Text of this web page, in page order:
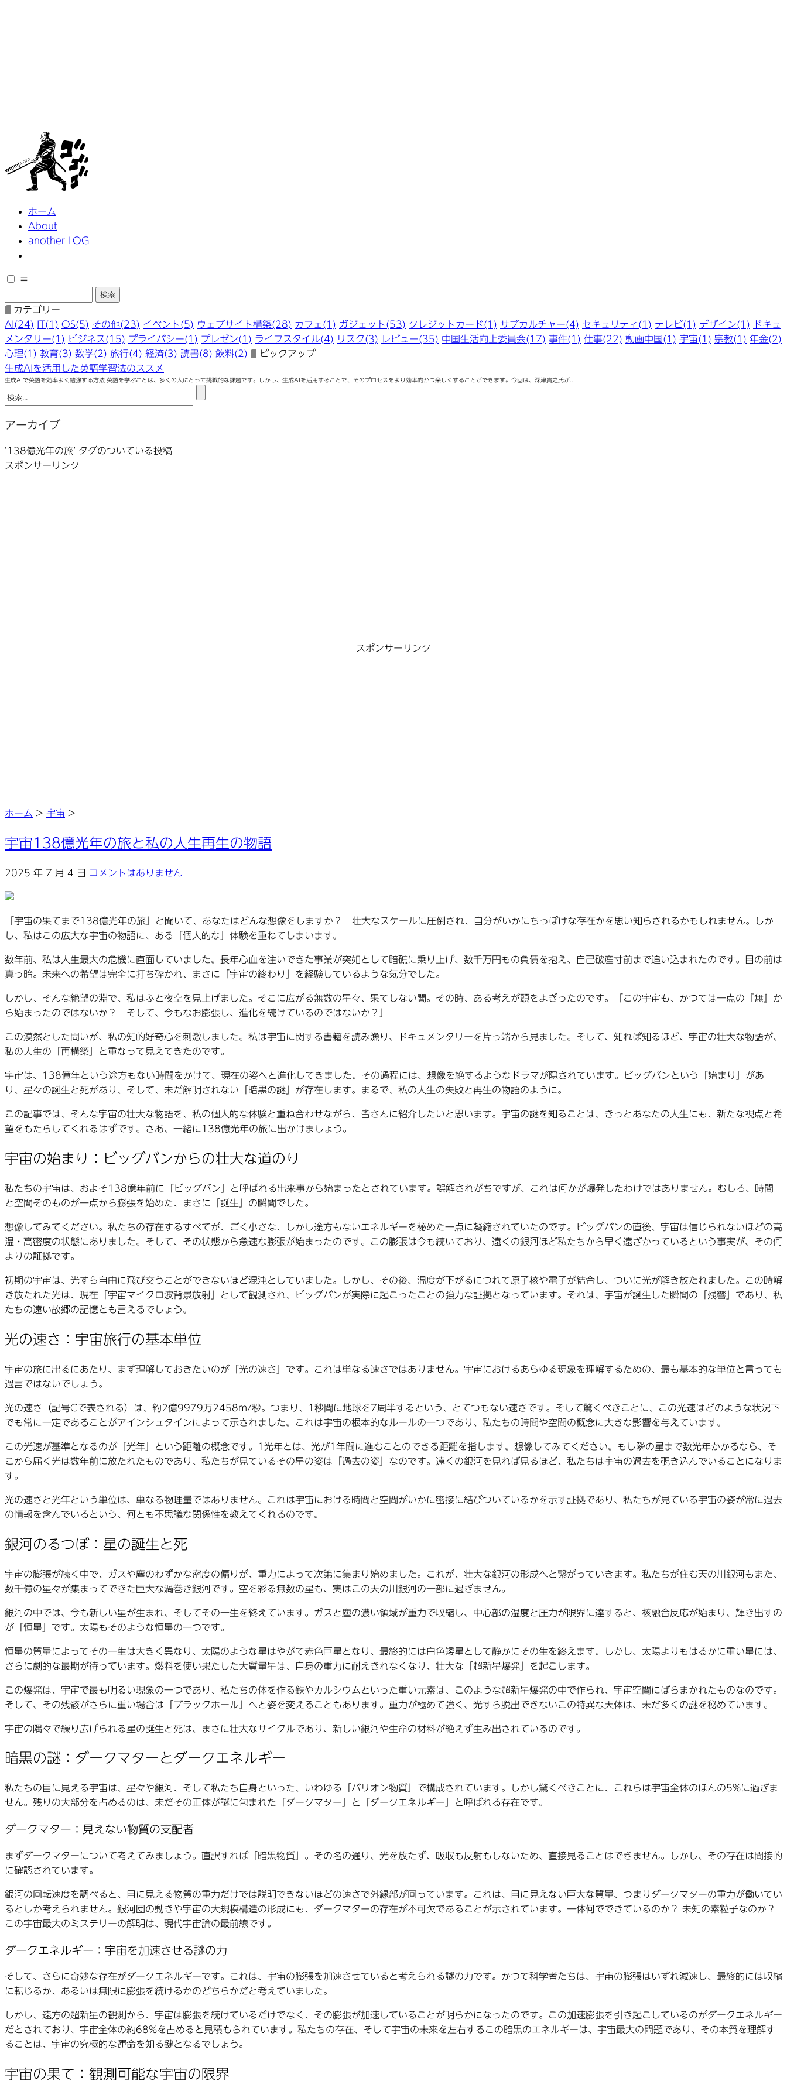
ホーム
About
another LOG
≡
カテゴリー
AI(24)
IT(1) OS(5) その他(23) イベント(5) ウェブサイト構築(28) カフェ(1) ガジェット(53) クレジットカード(1) サブカルチャー(4) セキュリティ(1) テレビ(1) デザイン(1)
ドキュ
メンタリー(1) ビジネス(15) プライバシー(1) プレゼン(1) ライフスタイル(4) リスク(3) レビュー(35) 中国生活向上委員会(17) 事件(1) 仕事(22) 動画中国(1) 宇宙(1) 宗教(1) 年金(2)
心理(1) 教育(3) 数学(2) 旅行(4) 経済(3) 読書(8) 飲料(2)
ピックアップ
生成AIを活用した英語学習法のススメ
生成AIで英語を効率よく勉強する方法 英語を学ぶことは、多くの人にとって挑戦的な課題です。しかし、生成AIを活用することで、そのプロセスをより効率的かつ楽しくすることができます。今回は、深津貴之氏が..
アーカイブ
‘138億光年の旅’ タグのついている投稿
スポンサーリンク
スポンサーリンク
ホーム > 宇宙 >
宇宙138億光年の旅と私の人生再生の物語
2025 年 7 月 4 日 コメントはありません
「宇宙の果てまで138億光年の旅」と聞いて、あなたはどんな想像をしますか？ 壮大なスケールに圧倒され、自分がいかにちっぽけな存在かを思い知らされるかもしれません。しか
し、私はこの広大な宇宙の物語に、ある「個人的な」体験を重ねてしまいます。
数年前、私は人生最大の危機に直面していました。長年心血を注いできた事業が突如として暗礁に乗り上げ、数千万円もの負債を抱え、自己破産寸前まで追い込まれたのです。目の前は
真っ暗。未来への希望は完全に打ち砕かれ、まさに「宇宙の終わり」を経験しているような気分でした。
しかし、そんな絶望の淵で、私はふと夜空を見上げました。そこに広がる無数の星々、果てしない闇。その時、ある考えが頭をよぎったのです。「この宇宙も、かつては一点の『無』か
ら始まったのではないか？ そして、今もなお膨張し、進化を続けているのではないか？」
この漠然とした問いが、私の知的好奇心を刺激しました。私は宇宙に関する書籍を読み漁り、ドキュメンタリーを片っ端から見ました。そして、知れば知るほど、宇宙の壮大な物語が、
私の人生の「再構築」と重なって見えてきたのです。
宇宙は、138億年という途方もない時間をかけて、現在の姿へと進化してきました。その過程には、想像を絶するようなドラマが隠されています。ビッグバンという「始まり」があ
り、星々の誕生と死があり、そして、未だ解明されない「暗黒の謎」が存在します。まるで、私の人生の失敗と再生の物語のように。
この記事では、そんな宇宙の壮大な物語を、私の個人的な体験と重ね合わせながら、皆さんに紹介したいと思います。宇宙の謎を知ることは、きっとあなたの人生にも、新たな視点と希
望をもたらしてくれるはずです。さあ、一緒に138億光年の旅に出かけましょう。
宇宙の始まり：ビッグバンからの壮大な道のり
私たちの宇宙は、およそ138億年前に「ビッグバン」と呼ばれる出来事から始まったとされています。誤解されがちですが、これは何かが爆発したわけではありません。むしろ、時間
と空間そのものが一点から膨張を始めた、まさに「誕生」の瞬間でした。
想像してみてください。私たちの存在するすべてが、ごく小さな、しかし途方もないエネルギーを秘めた一点に凝縮されていたのです。ビッグバンの直後、宇宙は信じられないほどの高
温・高密度の状態にありました。そして、その状態から急速な膨張が始まったのです。この膨張は今も続いており、遠くの銀河ほど私たちから早く遠ざかっているという事実が、その何
よりの証拠です。
初期の宇宙は、光すら自由に飛び交うことができないほど混沌としていました。しかし、その後、温度が下がるにつれて原子核や電子が結合し、ついに光が解き放たれました。この時解
き放たれた光は、現在「宇宙マイクロ波背景放射」として観測され、ビッグバンが実際に起こったことの強力な証拠となっています。それは、宇宙が誕生した瞬間の「残響」であり、私
たちの遠い故郷の記憶とも言えるでしょう。
光の速さ：宇宙旅行の基本単位
宇宙の旅に出るにあたり、まず理解しておきたいのが「光の速さ」です。これは単なる速さではありません。宇宙におけるあらゆる現象を理解するための、最も基本的な単位と言っても
過言ではないでしょう。
光の速さ（記号Cで表される）は、約2億9979万2458m/秒。つまり、1秒間に地球を7周半するという、とてつもない速さです。そして驚くべきことに、この光速はどのような状況下
でも常に一定であることがアインシュタインによって示されました。これは宇宙の根本的なルールの一つであり、私たちの時間や空間の概念に大きな影響を与えています。
この光速が基準となるのが「光年」という距離の概念です。1光年とは、光が1年間に進むことのできる距離を指します。想像してみてください。もし隣の星まで数光年かかるなら、そ
こから届く光は数年前に放たれたものであり、私たちが見ているその星の姿は「過去の姿」なのです。遠くの銀河を見れば見るほど、私たちは宇宙の過去を覗き込んでいることになりま
す。
光の速さと光年という単位は、単なる物理量ではありません。これは宇宙における時間と空間がいかに密接に結びついているかを示す証拠であり、私たちが見ている宇宙の姿が常に過去
の情報を含んでいるという、何とも不思議な関係性を教えてくれるのです。
銀河のるつぼ：星の誕生と死
宇宙の膨張が続く中で、ガスや塵のわずかな密度の偏りが、重力によって次第に集まり始めました。これが、壮大な銀河の形成へと繋がっていきます。私たちが住む天の川銀河もまた、
数千億の星々が集まってできた巨大な渦巻き銀河です。空を彩る無数の星も、実はこの天の川銀河の一部に過ぎません。
銀河の中では、今も新しい星が生まれ、そしてその一生を終えています。ガスと塵の濃い領域が重力で収縮し、中心部の温度と圧力が限界に達すると、核融合反応が始まり、輝き出すの
が「恒星」です。太陽もそのような恒星の一つです。
恒星の質量によってその一生は大きく異なり、太陽のような星はやがて赤色巨星となり、最終的には白色矮星として静かにその生を終えます。しかし、太陽よりもはるかに重い星には、
さらに劇的な最期が待っています。燃料を使い果たした大質量星は、自身の重力に耐えきれなくなり、壮大な「超新星爆発」を起こします。
この爆発は、宇宙で最も明るい現象の一つであり、私たちの体を作る鉄やカルシウムといった重い元素は、このような超新星爆発の中で作られ、宇宙空間にばらまかれたものなのです。
そして、その残骸がさらに重い場合は「ブラックホール」へと姿を変えることもあります。重力が極めて強く、光すら脱出できないこの特異な天体は、未だ多くの謎を秘めています。
宇宙の隅々で繰り広げられる星の誕生と死は、まさに壮大なサイクルであり、新しい銀河や生命の材料が絶えず生み出されているのです。
暗黒の謎：ダークマターとダークエネルギー
私たちの目に見える宇宙は、星々や銀河、そして私たち自身といった、いわゆる「バリオン物質」で構成されています。しかし驚くべきことに、これらは宇宙全体のほんの5%に過ぎま
せん。残りの大部分を占めるのは、未だその正体が謎に包まれた「ダークマター」と「ダークエネルギー」と呼ばれる存在です。
ダークマター：見えない物質の支配者
まずダークマターについて考えてみましょう。直訳すれば「暗黒物質」。その名の通り、光を放たず、吸収も反射もしないため、直接見ることはできません。しかし、その存在は間接的
に確認されています。
銀河の回転速度を調べると、目に見える物質の重力だけでは説明できないほどの速さで外縁部が回っています。これは、目に見えない巨大な質量、つまりダークマターの重力が働いてい
るとしか考えられません。銀河団の動きや宇宙の大規模構造の形成にも、ダークマターの存在が不可欠であることが示されています。一体何でできているのか？ 未知の素粒子なのか？
この宇宙最大のミステリーの解明は、現代宇宙論の最前線です。
ダークエネルギー：宇宙を加速させる謎の力
そして、さらに奇妙な存在がダークエネルギーです。これは、宇宙の膨張を加速させていると考えられる謎の力です。かつて科学者たちは、宇宙の膨張はいずれ減速し、最終的には収縮
に転じるか、あるいは無限に膨張を続けるかのどちらかだと考えていました。
しかし、遠方の超新星の観測から、宇宙は膨張を続けているだけでなく、その膨張が加速していることが明らかになったのです。この加速膨張を引き起こしているのがダークエネルギー
だとされており、宇宙全体の約68%を占めると見積もられています。私たちの存在、そして宇宙の未来を左右するこの暗黒のエネルギーは、宇宙最大の問題であり、その本質を理解す
ることは、宇宙の究極的な運命を知る鍵となるでしょう。
宇宙の果て：観測可能な宇宙の限界